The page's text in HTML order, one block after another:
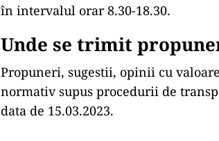
în intervalul orar 8.30-18.30.
Unde se trimit
Propuneri, sugestii, opinii cu
normativ supus procedurii de
data de 15.03.2023.